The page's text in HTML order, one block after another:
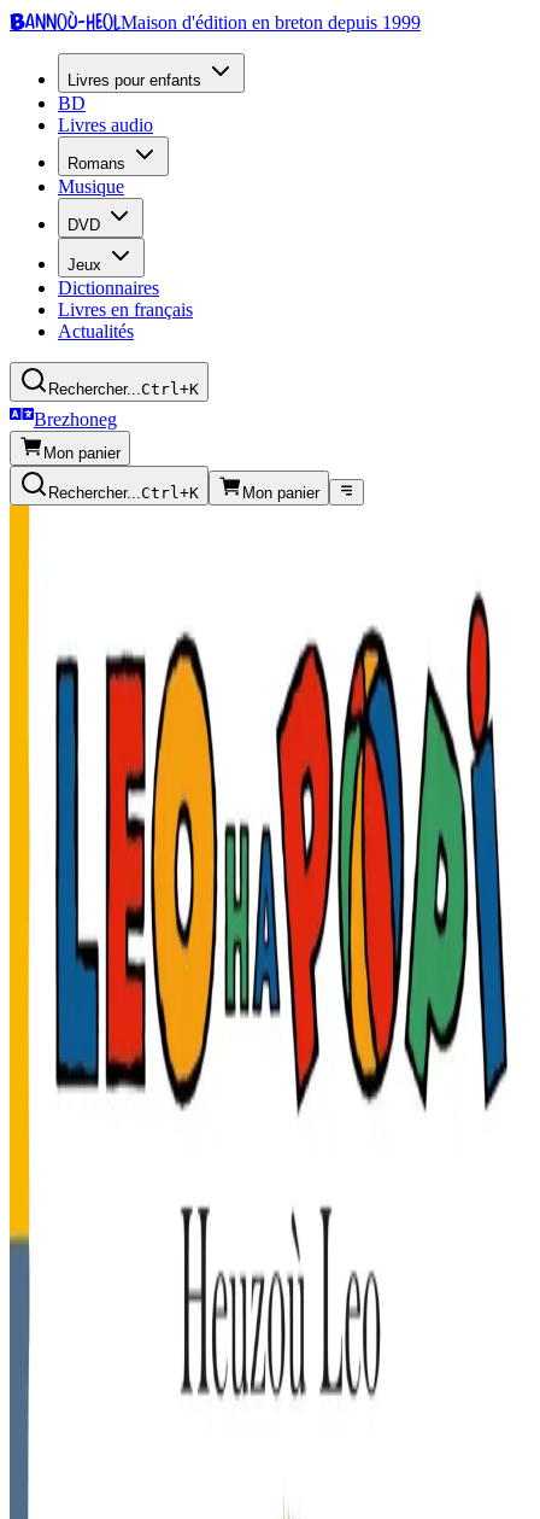
Bannoù-heolMaison d'édition en breton depuis 1999
Livres pour enfants
BD
Livres audio
Romans
Musique
DVD
Jeux
Dictionnaires
Livres en français
Actualités
Rechercher...Ctrl+K
Brezhoneg
Mon panier
Rechercher...Ctrl+K Mon panier